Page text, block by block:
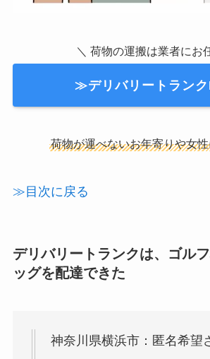
＼ 荷物の運搬は業者にお
≫デリバリートラン
荷物が運べないお年寄りや女
≫目次に戻る
デリバリートランクは、ゴル
ッグを配達できた
神奈川県横浜市：匿名希望